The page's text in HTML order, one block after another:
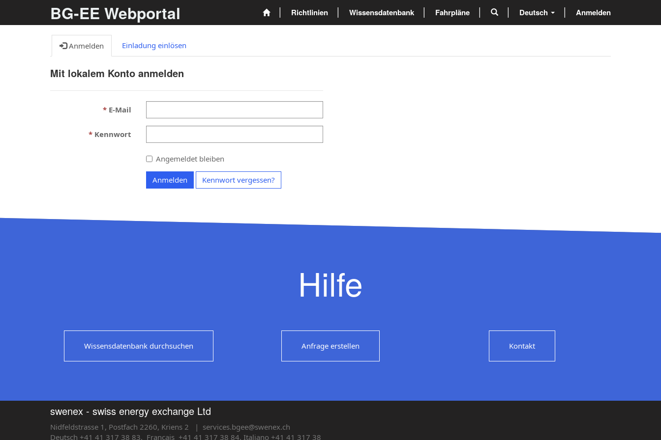
BG-EE Webportal Richtlinien Wissensdatenbank Fahrpläne Deutsch Anmelden
Anmelden Einladung einlösen
Mit lokalem Konto anmelden
E-Mail
Kennwort
Angemeldet bleiben
Anmelden Kennwort vergessen?
Hilfe
Wissensdatenbank durchsuchen Anfrage erstellen Kontakt
swenex - swiss energy exchange Ltd
Nidfeldstrasse 1, Postfach 2260, Kriens 2
| services.bgee@swenex.ch
Deutsch +41 41 317 38 83, Français +41 41 317 38 84, Italiano +41 41 317 38